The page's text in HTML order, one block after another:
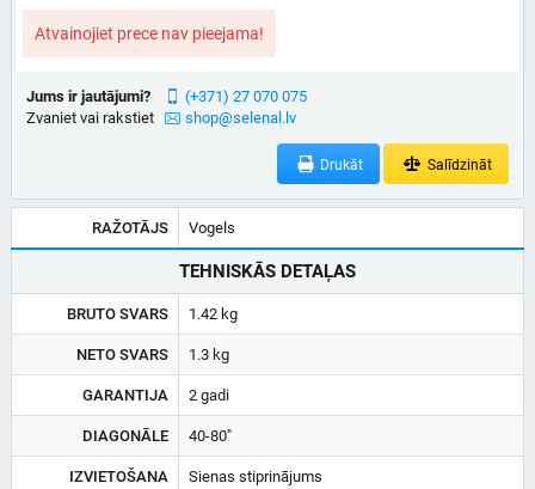
Atvainojiet prece nav pieejama!
Jums ir jautājumi?
Zvaniet vai rakstiet
(+371) 27 070 075
shop@selenal.lv
Drukāt Salīdzināt
RAŽOTĀJS Vogels
TEHNISKĀS DETAĻAS
BRUTO SVARS 1.42 kg
NETO SVARS 1.3 kg
GARANTIJA 2 gadi
DIAGONĀLE 40-80"
IZVIETOŠANA Sienas stiprinājums